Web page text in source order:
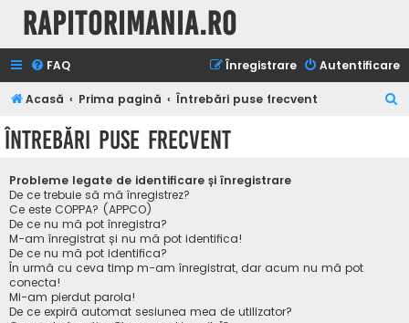
Rapitorimania.ro
FAQ Autentificare
Înregistrare
Acasă Prima pagină Întrebări puse frecvent
Întrebări puse frecvent
Probleme legate de identificare și înregistrare
De ce trebuie să mă înregistrez?
Ce este COPPA? (APPCO)
De ce nu mă pot înregistra?
M-am înregistrat și nu mă pot identifica!
De ce nu mă pot identifica?
În urmă cu ceva timp m-am înregistrat, dar acum nu mă pot
conecta!
Mi-am pierdut parola!
De ce expiră automat sesiunea mea de utilizator?